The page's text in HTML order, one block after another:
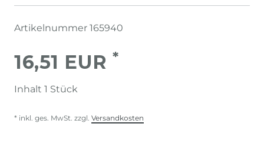
Artikelnummer 165940
16,51 EUR *
Inhalt 1 Stück
* inkl. ges. MwSt. zzgl. Versandkosten